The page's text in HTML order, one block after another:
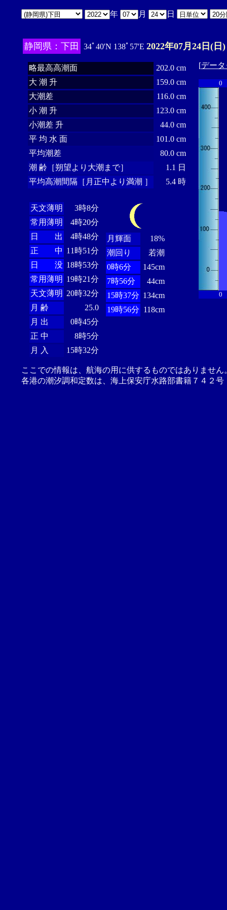
年 月 日
静岡県：下田 34ﾟ40'N 138ﾟ57'E 2022年07月24日(日)
略最高高潮面
202.0 cm
大 潮 升
159.0 cm
大潮差
116.0 cm
小 潮 升
123.0 cm
小潮差 升
44.0 cm
平 均 水 面
101.0 cm
平均潮差
80.0 cm
潮 齢［朔望より大潮まで］
1.1 日
平均高潮間隔［月正中より満潮 ］
5.4 時
天文薄明
3時8分
常用薄明
4時20分
日 出
4時48分
正 中 11時51分
日 没 18時53分
常用薄明 19時21分
天文薄明 20時32分
月 齢
25.0
月 出
0時45分
正 中
8時5分
月 入
15時32分
月輝面
18%
潮回り
若潮
0時6分
145cm
7時56分
44cm
15時37分 134cm
19時56分 118cm
[デー
0
0
ここでの情報は、航海の用に供するものではありませ
各港の潮汐調和定数は、海上保安庁水路部書籍７４２